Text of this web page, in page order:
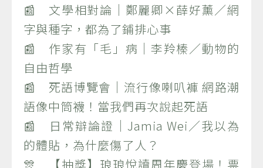
📰 文學相對論｜鄭麗卿×薛好薰／網
字與種字，都為了鋪排心事
📰 作家有「毛」病｜李羚榛／動物的
自由哲學
📰 死語博覽會｜流行像喇叭褲 網路潮
語像中筒襪！當我們再次說起死語
📰 日常辯論證｜Jamia Wei／我以為
的體貼，為什麼傷了人？
🎊 【抽獎】琅琅悅讀周年慶登場！票